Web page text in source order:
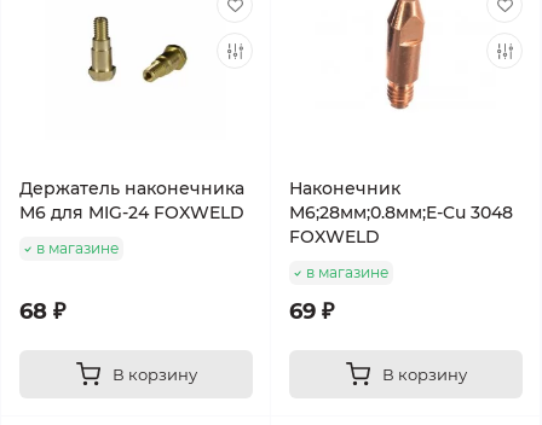
Держатель наконечника
М6 для MIG-24 FOXWELD
в магазине
68 ₽
В корзину
Наконечник
М6;28мм;0.8мм;E-Cu 3048
FOXWELD
в магазине
69 ₽
В корзину